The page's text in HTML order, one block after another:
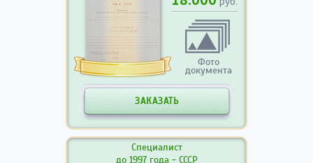
Фото
документа
ЗАКАЗАТЬ
Специалист
до 1997 года - СССР